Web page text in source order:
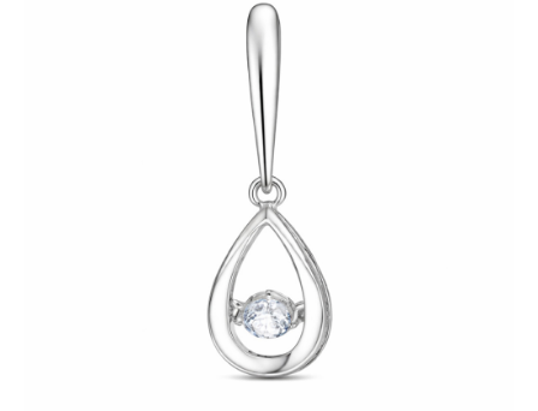
ГРАФИК ПЛАТЕЖЕЙ
Добавляйте товары